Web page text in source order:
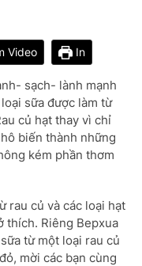
Video In
sạch- lành mạnh
sữa được làm từ
củ hạt thay vì chỉ
biến thành những
kém phần thơm
rau củ và các loại hạt
thích. Riêng Bepxua
từ một loại rau củ
mời các bạn cùng